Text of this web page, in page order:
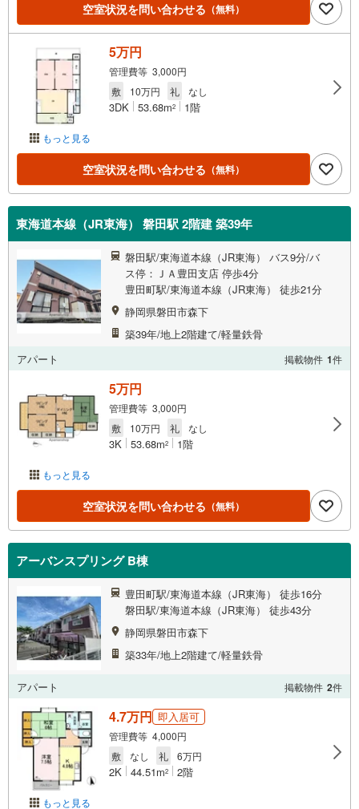
空室状況を問い合わせる （無料）
もっと見る
5万円
管理費等 3,000円
敷
10万円 礼 なし
3DK 53.68m2 1階
空室状況を問い合わせる （無料）
東海道本線（JR東海） 磐田駅 2階建 築39年
磐田駅/東海道本線（JR東海） バス9分/バ
ス停：ＪＡ豊田支店 停歩4分
豊田町駅/東海道本線（JR東海） 徒歩21分
静岡県磐田市森下
築39年/地上2階建て/軽量鉄骨
アパート
掲載物件 1件
もっと見る
5万円
管理費等 3,000円
敷
10万円 礼 なし
3K 53.68m2 1階
空室状況を問い合わせる （無料）
アーバンスプリング B棟
豊田町駅/東海道本線（JR東海） 徒歩16分
磐田駅/東海道本線（JR東海） 徒歩43分
静岡県磐田市森下
築33年/地上2階建て/軽量鉄骨
アパート 掲載物件 2件
もっと見る
4.7万円 即入居可
管理費等 4,000円
敷
なし 礼 6万円
2K 44.51m2 2階